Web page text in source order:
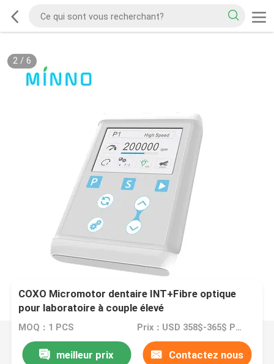
2/ 6
COXO Micromotor dentaire INT+Fibre optique
pour laboratoire à couple élevé
MOQ：1 PCS Prix：USD 358$-365$ PCS
meilleur prix Contactez nous